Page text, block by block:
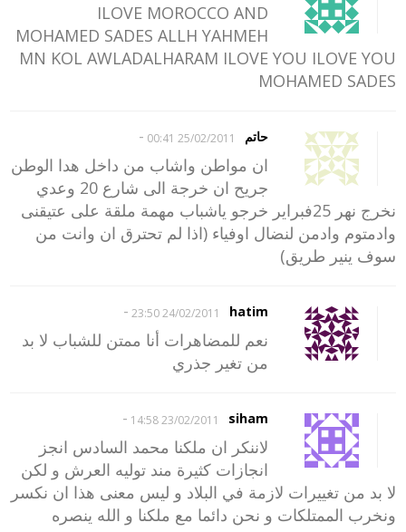
ILOVE MOROCCO AND
MOHAMED SADES ALLH YAHMEH
MN KOL AWLADALHARAM ILOVE YOU ILOVE YOU
MOHAMED SADES
حاتم 25/02/2011 00:41
-
ان مواطن واشاب من داخل هدا الوطن
جريح ان خرجة الى شارع 20 وعدي
نخرج نهر 25فبراير خرجو ياشباب مهمة ملقة على عتيقنى
وادمتوم وادمن لنضال اوفياء (اذا لم تحترق ان وانت من
سوف ينير طريق)
hatim
24/02/2011 23:50
-
نعم للمضاهرات أنا ممتن للشباب لا بد
من تغير جذري
siham
23/02/2011 14:58
-
لاننكر ان ملكنا محمد السادس انجز
انجازات كثيرة مند توليه العرش و لكن
لا بد من تغييرات لازمة في البلاد و ليس معنى هذا ان نكسر
ونخرب الممتلكات و نحن دائما مع ملكنا و الله ينصره